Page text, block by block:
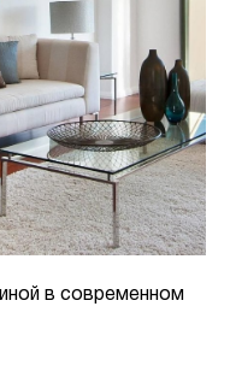
в современном